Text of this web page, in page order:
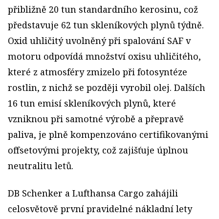
přibližně 20 tun standardního kerosinu, což
představuje 62 tun skleníkových plynů týdně.
Oxid uhličitý uvolněný při spalování SAF v
motoru odpovídá množství oxisu uhličitého,
které z atmosféry zmizelo při fotosyntéze
rostlin, z nichž se později vyrobil olej. Dalších
16 tun emisí skleníkových plynů, které
vzniknou při samotné výrobě a přepravě
paliva, je plně kompenzováno certifikovanými
offsetovými projekty, což zajišťuje úplnou
neutralitu letů.
DB Schenker a Lufthansa Cargo zahájili
celosvětově první pravidelné nákladní lety